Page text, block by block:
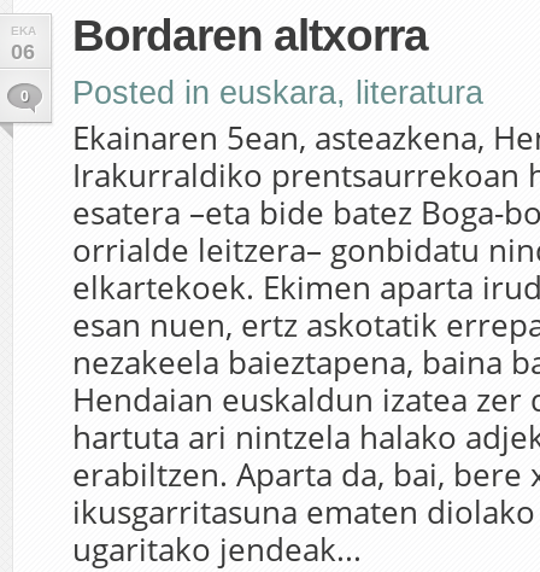
EKA
06
0
Bordaren altxorra
Posted in euskara, literatura
Ekainaren 5ean, asteazkena,
Irakurraldiko prentsaurrekoan
esatera –eta bide batez Boga-
orrialde leitzera– gonbidatu
elkartekoek. Ekimen aparta
esan nuen, ertz askotatik
nezakeela baieztapena, baina
Hendaian euskaldun izatea zer
hartuta ari nintzela halako
erabiltzen. Aparta da, bai, bere
ikusgarritasuna ematen
ugaritako jendeak...